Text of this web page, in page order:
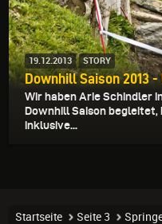
19.12.2013 STORY
Downhill Saison 2013
Wir haben Arie Schindler
Downhill Saison
inklusive...
Startseite Seite 3